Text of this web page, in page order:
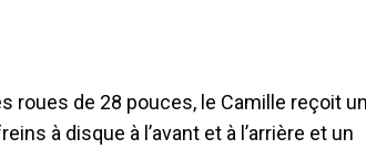
roues de 28 pouces, le Camille reçoit
à disque à l’avant et à l’arrière et un